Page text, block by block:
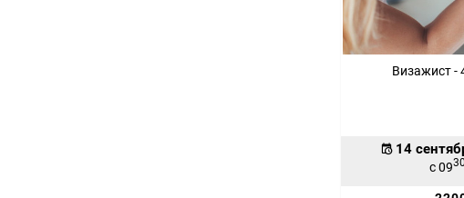
Визажист -
14
с 0930